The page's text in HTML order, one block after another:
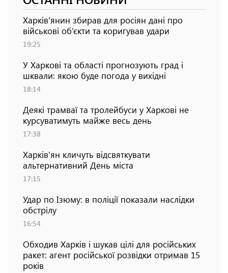
Харків’янин збирав для росіян дані про
військові об’єкти та коригував удари
19:25
У Харкові та області прогнозують град і
шквали: якою буде погода у вихідні
18:14
Деякі трамваї та тролейбуси у Харкові не
курсуватимуть майже весь день
17:38
Харків'ян кличуть відсвяткувати
альтернативний День міста
17:15
Удар по Ізюму: в поліції показали наслідки
обстрілу
16:54
Обходив Харків і шукав цілі для російських
ракет: агент російської розвідки отримав 15
років